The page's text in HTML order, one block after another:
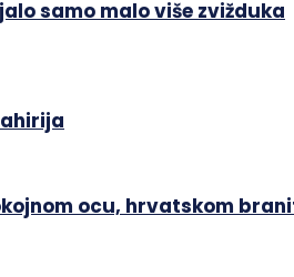
samo malo više zvižduka
ocu, hrvatskom